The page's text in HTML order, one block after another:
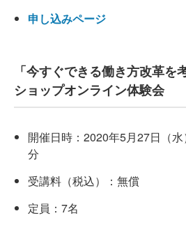
申し込みページ
「今すぐできる働き方改革を
ショップオンライン体験会
開催日時：2020年5月27日（
分
受講料（税込）：無償
定員：7名